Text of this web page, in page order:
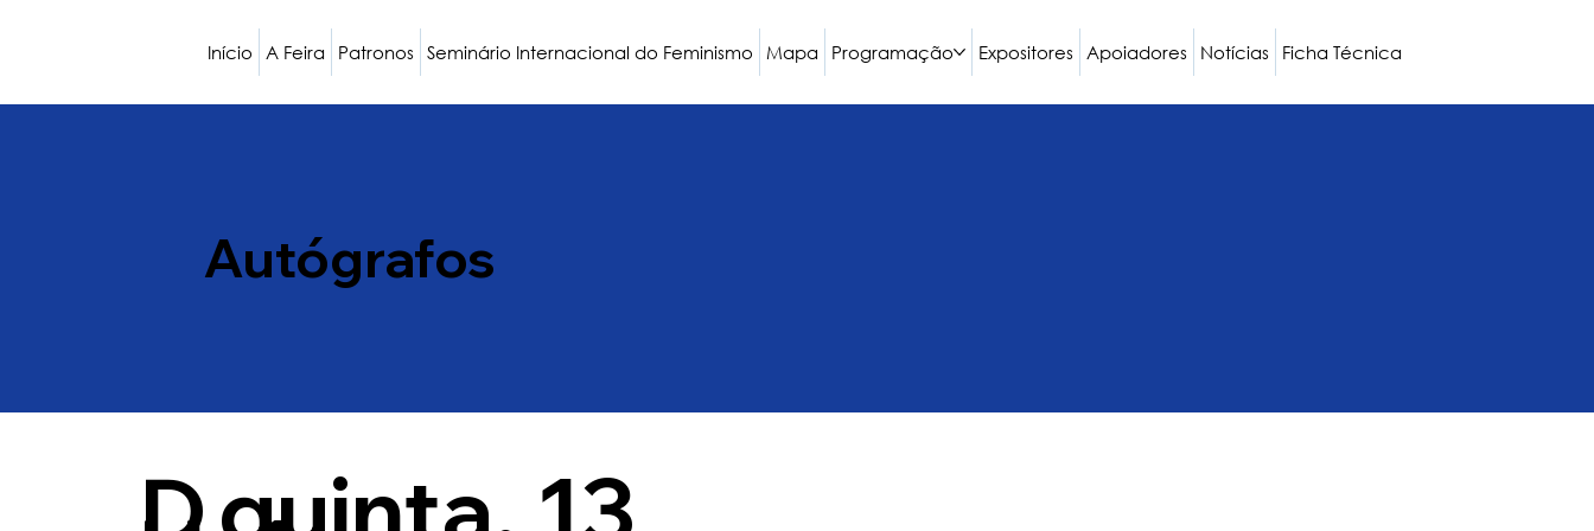
Início A Feira Patronos Seminário Internacional do Feminismo Mapa Programação Expositores Apoiadores Notícias Ficha Técnica
Autógrafos